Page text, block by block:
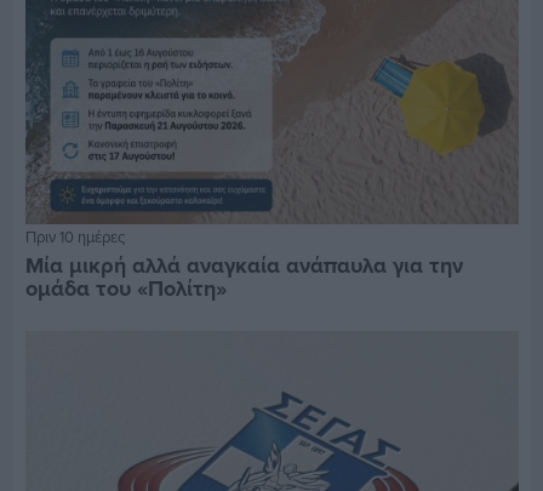
Πριν 10 ημέρες
Μία μικρή αλλά αναγκαία ανάπαυλα για την
ομάδα του «Πολίτη»